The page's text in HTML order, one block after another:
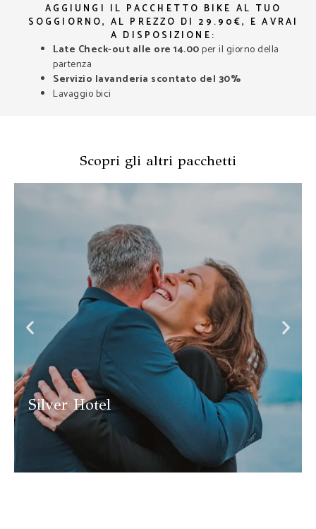
AGGIUNGI IL PACCHETTO BIKE AL TUO
SOGGIORNO, AL PREZZO DI 29.90€, E AVRAI
A DISPOSIZIONE:
Late Check-out alle ore 14.00per il giorno della
partenza
Servizio lavanderia scontato del 30%
Lavaggio bici
Scopri gli altri pacchetti
Silver Hotel